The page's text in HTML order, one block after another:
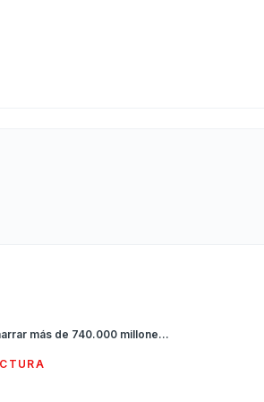
El Gobierno busca amarrar más de 740.000 millones de pesos en inversiones eléctricas mixtas y privadas